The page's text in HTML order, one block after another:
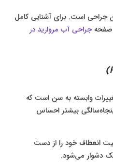
جراحی است. برای آشنایی کامل
صفحهجراحی آب مروارید در
وابسته به سن است که
بیشتر احساس
انعطاف خود را از دست
دشوار می‌شود.